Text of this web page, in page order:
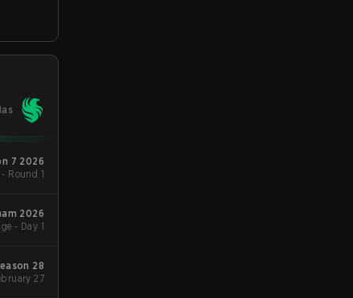
7 2026
Round 1
2026
- Day 1
28
Group Stgae 2 - February 27